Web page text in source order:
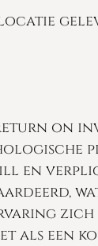
on
en
als een